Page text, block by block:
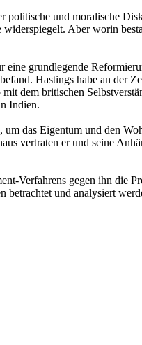
und moralische
Aber worin
grundlegende
Hastings habe an der
dem britischen
Indien.
das Eigentum und den
vertraten er und seine
Verfahrens gegen ihn die
betrachtet und analysiert